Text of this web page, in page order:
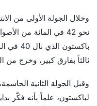
وخلال الجولة الأولى من
نحو 42 في المائة من
ثالثاً بفارق كبير، وخرج من
وقبل الجولة الثانية
لباكستون، علماً بأنه فكّر